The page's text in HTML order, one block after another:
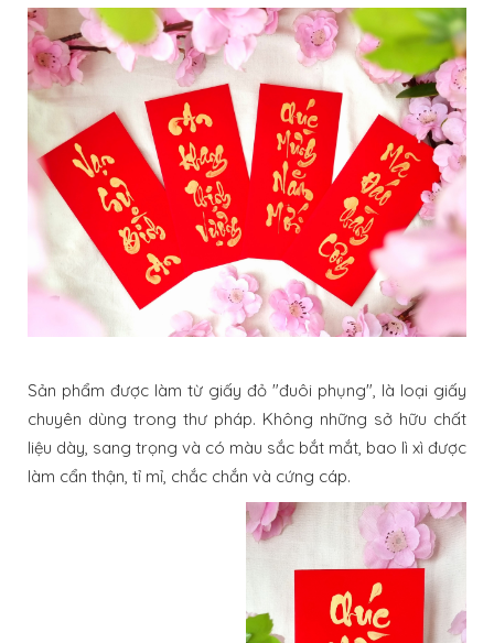
Sản phẩm được làm từ giấy đỏ "đuôi phụng", là loại giấy
chuyên dùng trong thư pháp. Không những sở hữu chất
liệu dày, sang trọng và có màu sắc bắt mắt, bao lì xì được
làm cẩn thận, tỉ mỉ, chắc chắn và cứng cáp.